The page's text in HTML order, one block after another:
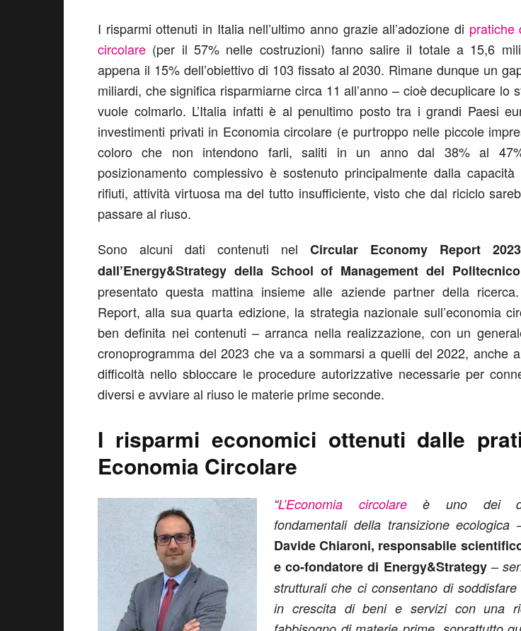
I risparmi ottenuti in Italia nell’ultimo anno grazie all’adozione di pratiche
circolare (per il 57% nelle costruzioni) fanno salire il totale a 15,6
appena il 15% dell’obiettivo di 103 fissato al 2030. Rimane dunque un
miliardi, che significa risparmiarne circa 11 all’anno – cioè decuplicare lo
vuole colmarlo. L’Italia infatti è al penultimo posto tra i grandi Paesi
investimenti privati in Economia circolare (e purtroppo nelle piccole
coloro che non intendono farli, saliti in un anno dal 38% al
posizionamento complessivo è sostenuto principalmente dalla
rifiuti, attività virtuosa ma del tutto insufficiente, visto che dal riciclo
passare al riuso.
Sono alcuni dati contenuti nel Circular Economy Report
dall’Energy&Strategy della School of Management del
presentato questa mattina insieme alle aziende partner della
Report, alla sua quarta edizione, la strategia nazionale sull’economia
ben definita nei contenuti – arranca nella realizzazione, con un
cronoprogramma del 2023 che va a sommarsi a quelli del 2022, anche
difficoltà nello sbloccare le procedure autorizzative necessarie per
diversi e avviare al riuso le materie prime seconde.
I risparmi economici ottenuti dalle
Economia Circolare
“L’Economia circolareè uno dei
fondamentali della transizione ecologica
Davide Chiaroni, responsabile
e co-fondatore di Energy&Strategy–
strutturali che ci consentano di
in crescita di beni e servizi con una